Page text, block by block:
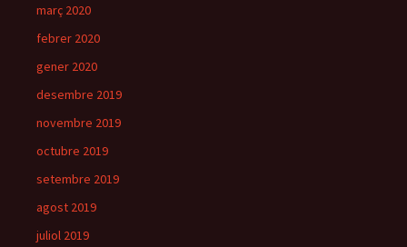
març 2020
febrer 2020
gener 2020
desembre 2019
novembre 2019
octubre 2019
setembre 2019
agost 2019
juliol 2019